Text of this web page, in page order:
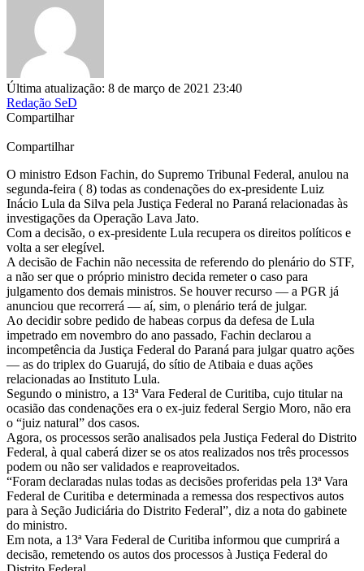
Última atualização: 8 de março de 2021 23:40
Redação SeD
Compartilhar
Compartilhar
O ministro Edson Fachin, do Supremo Tribunal Federal, anulou na
segunda-feira ( 8) todas as condenações do ex-presidente Luiz
Inácio Lula da Silva pela Justiça Federal no Paraná relacionadas às
investigações da Operação Lava Jato.
Com a decisão, o ex-presidente Lula recupera os direitos políticos e
volta a ser elegível.
A decisão de Fachin não necessita de referendo do plenário do STF,
a não ser que o próprio ministro decida remeter o caso para
julgamento dos demais ministros. Se houver recurso — a PGR já
anunciou que recorrerá — aí, sim, o plenário terá de julgar.
Ao decidir sobre pedido de habeas corpus da defesa de Lula
impetrado em novembro do ano passado, Fachin declarou a
incompetência da Justiça Federal do Paraná para julgar quatro ações
— as do triplex do Guarujá, do sítio de Atibaia e duas ações
relacionadas ao Instituto Lula.
Segundo o ministro, a 13ª Vara Federal de Curitiba, cujo titular na
ocasião das condenações era o ex-juiz federal Sergio Moro, não era
o “juiz natural” dos casos.
Agora, os processos serão analisados pela Justiça Federal do Distrito
Federal, à qual caberá dizer se os atos realizados nos três processos
podem ou não ser validados e reaproveitados.
“Foram declaradas nulas todas as decisões proferidas pela 13ª Vara
Federal de Curitiba e determinada a remessa dos respectivos autos
para à Seção Judiciária do Distrito Federal”, diz a nota do gabinete
do ministro.
Em nota, a 13ª Vara Federal de Curitiba informou que cumprirá a
decisão, remetendo os autos dos processos à Justiça Federal do